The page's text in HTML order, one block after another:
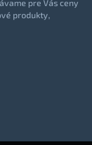
pre Vás ceny
produkty,